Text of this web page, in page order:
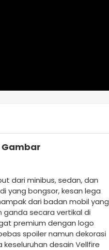
Gambar
dari minibus, sedan, dan
yang bongsor, kesan lega
dari badan mobil yang
ganda secara vertikal di
premium dengan logo
spoiler namun dekorasi
desain Vellfire